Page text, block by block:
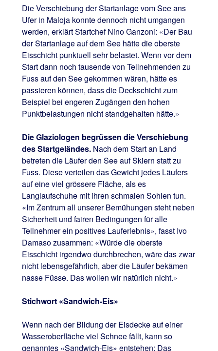
Die Verschiebung der Startanlage vom See ans
Ufer in Maloja konnte dennoch nicht umgangen
werden, erklärt Startchef Nino Ganzoni: «Der Bau
der Startanlage auf dem See hätte die oberste
Eisschicht punktuell sehr belastet. Wenn vor dem
Start dann noch tausende von Teilnehmenden zu
Fuss auf den See gekommen wären, hätte es
passieren können, dass die Deckschicht zum
Beispiel bei engeren Zugängen den hohen
Punktbelastungen nicht standgehalten hätte.»
Die Glaziologen begrüssen die Verschiebung
des Startgeländes. Nach dem Start an Land
betreten die Läufer den See auf Skiern statt zu
Fuss. Diese verteilen das Gewicht jedes Läufers
auf eine viel grössere Fläche, als es
Langlaufschuhe mit ihren schmalen Sohlen tun.
«Im Zentrum all unserer Bemühungen steht neben
Sicherheit und fairen Bedingungen für alle
Teilnehmer ein positives Lauferlebnis», fasst Ivo
Damaso zusammen: «Würde die oberste
Eisschicht irgendwo durchbrechen, wäre das zwar
nicht lebensgefährlich, aber die Läufer bekämen
nasse Füsse. Das wollen wir natürlich nicht.»
Stichwort «Sandwich-Eis»
Wenn nach der Bildung der Eisdecke auf einer
Wasseroberfläche viel Schnee fällt, kann so
genanntes «Sandwich-Eis» entstehen: Das